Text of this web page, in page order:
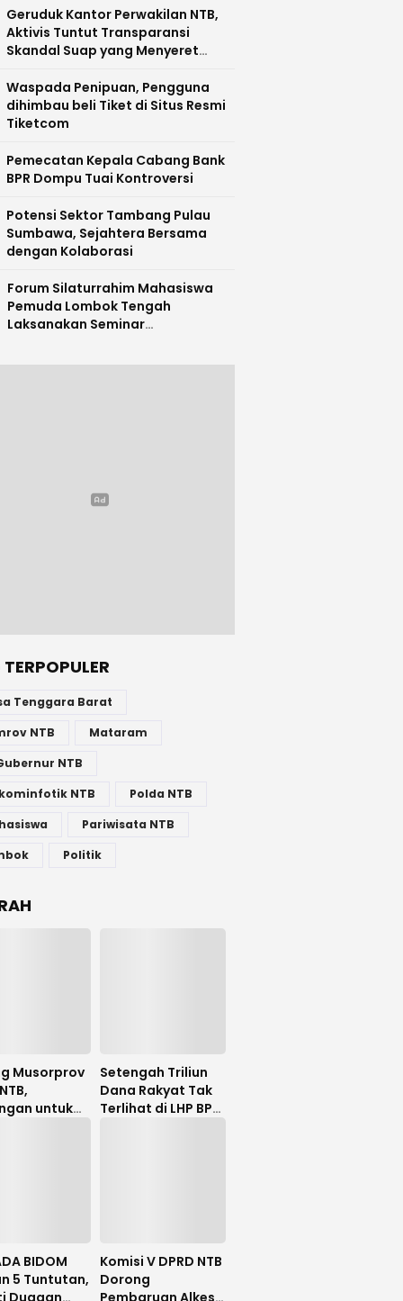
Geruduk Kantor Perwakilan NTB,
Aktivis Tuntut Transparansi
Skandal Suap yang Menyeret
Waspada Penipuan, Pengguna
dihimbau beli Tiket di Situs Resmi
Tiketcom
Pemecatan Kepala Cabang Bank
BPR Dompu Tuai Kontroversi
Potensi Sektor Tambang Pulau
Sumbawa, Sejahtera Bersama
dengan Kolaborasi
Forum Silaturrahim Mahasiswa
Pemuda Lombok Tengah
Laksanakan Seminar
Tenggara Barat
NTB
Mataram
NTB
NTB
Polda NTB
Pariwisata NTB
Politik
Musorprov
untuk
Setengah Triliun
Dana Rakyat Tak
Terlihat di LHP BPK,
BIDOM
5 Tuntutan,
Dugaan
Komisi V DPRD NTB
Dorong
Pembaruan Alkes